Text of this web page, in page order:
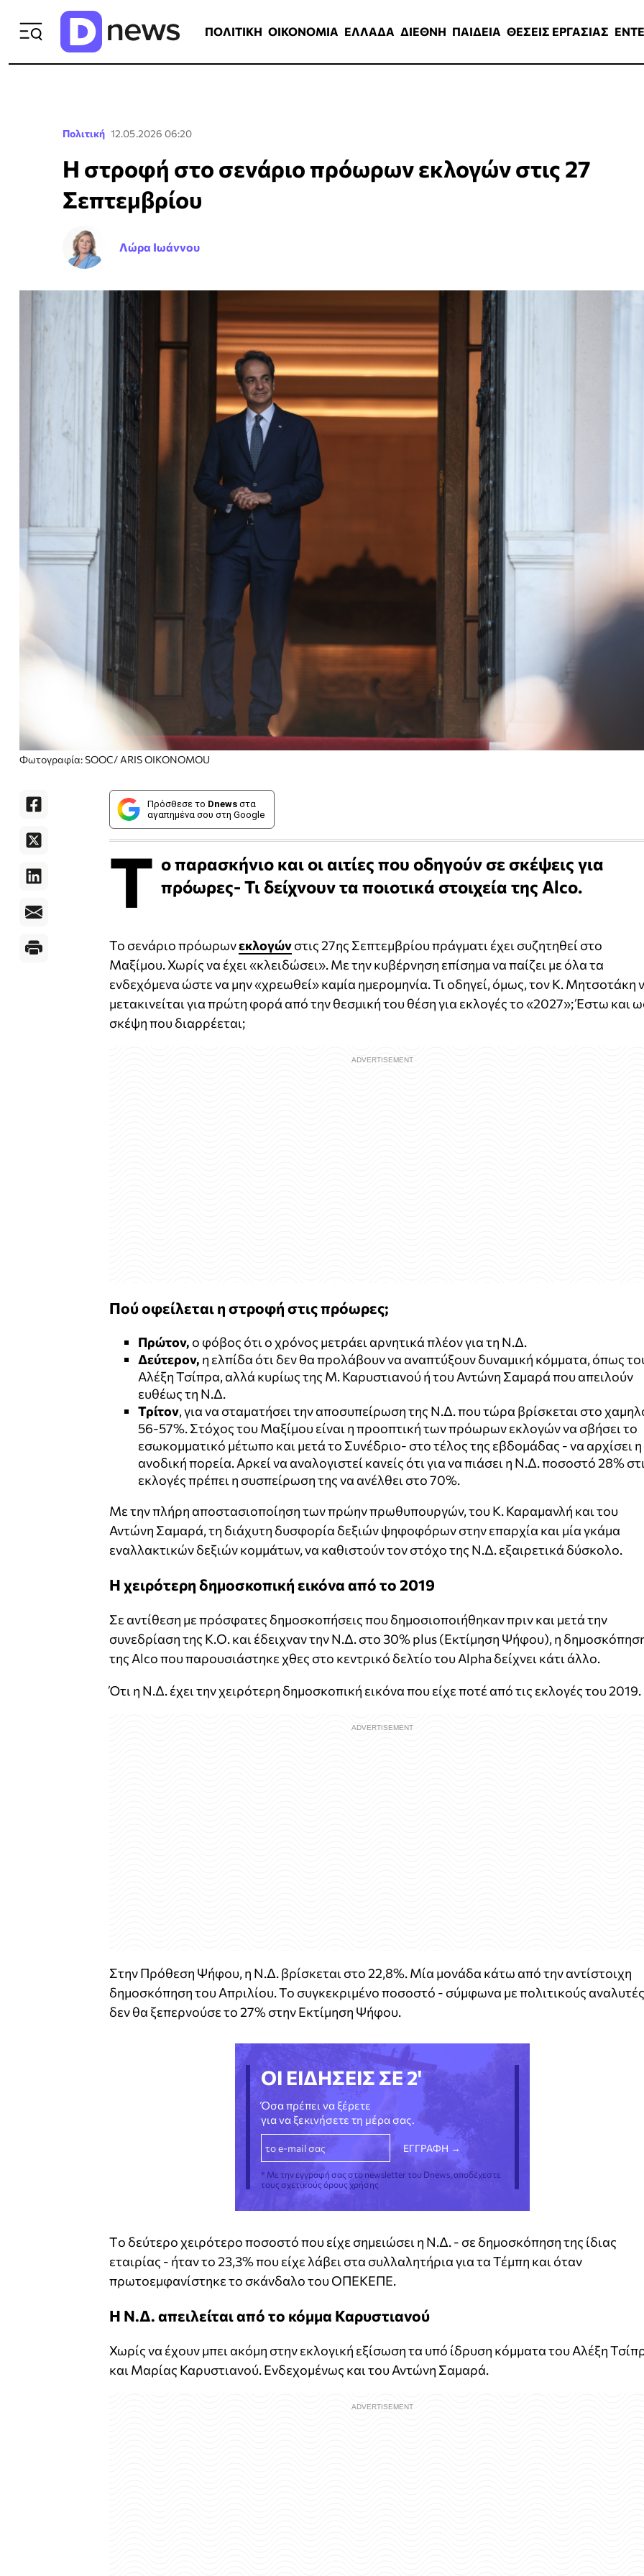
ΠΟΛΙΤΙΚΗ ΟΙΚΟΝΟΜΙΑ ΕΛΛΑΔΑ ΔΙΕΘΝΗ ΠΑΙΔΕΙΑ ΘΕΣΕΙΣ ΕΡΓΑΣΙΑΣ
Πολιτική 12.05.2026 06:20
Η στροφή στο σενάριο πρόωρων εκλογών στις 27
Σεπτεμβρίου
Λώρα Ιωάννου
Φωτογραφία: SOOC/ ARIS OIKONOMOU
Πρόσθεσε το Dnews στα
αγαπημένα σου στη Google
Τ ο παρασκήνιο και οι αιτίες που οδηγούν σε σκέψεις για
πρόωρες- Τι δείχνουν τα ποιοτικά στοιχεία της Alco.
Το σενάριο πρόωρωνεκλογώνστις 27ης Σεπτεμβρίου πράγματι έχει συζητηθεί στο
Μαξίμου. Χωρίς να έχει «κλειδώσει». Με την κυβέρνηση επίσημα να παίζει με όλα τα
ενδεχόμενα ώστε να μην «χρεωθεί» καμία ημερομηνία. Τι οδηγεί, όμως, τον Κ. Μητσοτάκη
μετακινείται για πρώτη φορά από την θεσμική του θέση για εκλογές το «2027»; Έστω και
σκέψη που διαρρέεται;
Πού οφείλεται η στροφή στις πρόωρες;
Πρώτον, ο φόβος ότι ο χρόνος μετράει αρνητικά πλέον για τη Ν.Δ.
Δεύτερον, η ελπίδα ότι δεν θα προλάβουν να αναπτύξουν δυναμική κόμματα, όπως
Αλέξη Τσίπρα, αλλά κυρίως της Μ. Καρυστιανού ή του Αντώνη Σαμαρά που απειλούν
ευθέως τη Ν.Δ.
Τρίτον, για να σταματήσει την αποσυπείρωση της Ν.Δ. που τώρα βρίσκεται στο
56-57%. Στόχος του Μαξίμου είναι η προοπτική των πρόωρων εκλογών να σβήσει το
εσωκομματικό μέτωπο και μετά το Συνέδριο- στο τέλος της εβδομάδας - να αρχίσει η
ανοδική πορεία. Αρκεί να αναλογιστεί κανείς ότι για να πιάσει η Ν.Δ. ποσοστό 28%
εκλογές πρέπει η συσπείρωση της να ανέλθει στο 70%.
Με την πλήρη αποστασιοποίηση των πρώην πρωθυπουργών, του Κ. Καραμανλή και του
Αντώνη Σαμαρά, τη διάχυτη δυσφορία δεξιών ψηφοφόρων στην επαρχία και μία γκάμα
εναλλακτικών δεξιών κομμάτων, να καθιστούν τον στόχο της Ν.Δ. εξαιρετικά δύσκολο.
Η χειρότερη δημοσκοπική εικόνα από το 2019
Σε αντίθεση με πρόσφατες δημοσκοπήσεις που δημοσιοποιήθηκαν πριν και μετά την
συνεδρίαση της Κ.Ο. και έδειχναν την Ν.Δ. στο 30% plus (Εκτίμηση Ψήφου), η
της Alco που παρουσιάστηκε χθες στο κεντρικό δελτίο του Alpha δείχνει κάτι άλλο.
Ότι η Ν.Δ. έχει την χειρότερη δημοσκοπική εικόνα που είχε ποτέ από τις εκλογές του 2019.
Στην Πρόθεση Ψήφου, η Ν.Δ. βρίσκεται στο 22,8%. Μία μονάδα κάτω από την αντίστοιχη
δημοσκόπηση του Απριλίου. Το συγκεκριμένο ποσοστό - σύμφωνα με πολιτικούς
δεν θα ξεπερνούσε το 27% στην Εκτίμηση Ψήφου.
ΟΙ ΕΙΔΗΣΕΙΣ ΣΕ 2'
Όσα πρέπει να ξέρετε
για να ξεκινήσετε τη μέρα σας.
* Με την εγγραφή σας στο newsletter του Dnews, αποδέχεστε
τους σχετικούς όρους χρήσης
Tο δεύτερο χειρότερο ποσοστό που είχε σημειώσει η Ν.Δ. - σε δημοσκόπηση της ίδιας
εταιρίας - ήταν το 23,3% που είχε λάβει στα συλλαλητήρια για τα Τέμπη και όταν
πρωτοεμφανίστηκε το σκάνδαλο του ΟΠΕΚΕΠΕ.
Η Ν.Δ. απειλείται από το κόμμα Καρυστιανού
Χωρίς να έχουν μπει ακόμη στην εκλογική εξίσωση τα υπό ίδρυση κόμματα του Αλέξη
και Μαρίας Καρυστιανού. Ενδεχομένως και του Αντώνη Σαμαρά.